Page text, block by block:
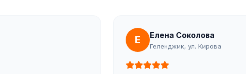
Е Елена Соколова
Геленджик, ул. Кирова